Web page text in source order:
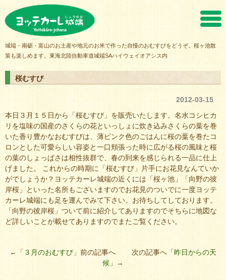
城端・南砺・富山のお土産や地元のお米で作った自慢のおむすびをどうぞ。桜ヶ池散
策も楽しめます。東海北陸自動車道城端SAハイウェイオアシス内
桜むすび
2012-03-15
本日３月１５日から「桜むすび」を販売いたします。名水コシヒカ
リを塩味の国産のさくらの花といっしょに炊き込みさくらの葉を巻
いた香り豊かなおむすびは、薄ピンク色のごはんに桜の葉を巻たコ
ロンとした可愛らしい容姿と一口頬張った時に広がる桜の風味と桜
の葉のしょっぱさは相性抜群で、春の到来を感じられる一品に仕上
げました。 これからの時期に「桜むすび」片手にお花見なんていか
がでしょうか？ヨッテカーレ城端の近くには「桜ヶ池」「向野の彼
岸桜」といった名所もございますのでお花見のついでに一度ヨッテ
カーレ城端にも足を運んでみて下さい。お待ちしてしております。
「向野の彼岸桜」ついて前に紹介してありますのでそちらに地図な
ど詳しいことが載せてありますのでまたご覧ください。
←「 ３月のおむすび 」前の記事へ 次の記事へ「昨日からの天
候」→